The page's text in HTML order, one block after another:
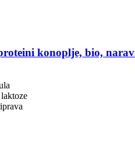
konoplje, bio,